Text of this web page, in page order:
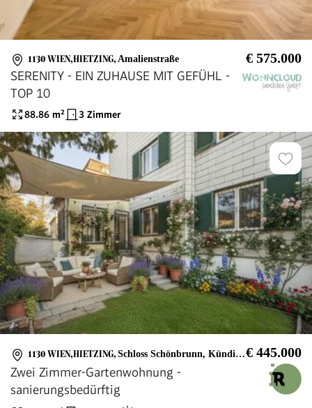
1130 WIEN,HIETZING, Amalienstraße € 575.000
SERENITY - EIN ZUHAUSE MIT GEFÜHL -
TOP 10
88.86 m² 3 Zimmer
1130 WIEN,HIETZING, Schloss Schönbrunn, Kündiglberg, Friedhof Wien Hietzing € 445.000
Zwei Zimmer-Gartenwohnung -
sanierungsbedürftig